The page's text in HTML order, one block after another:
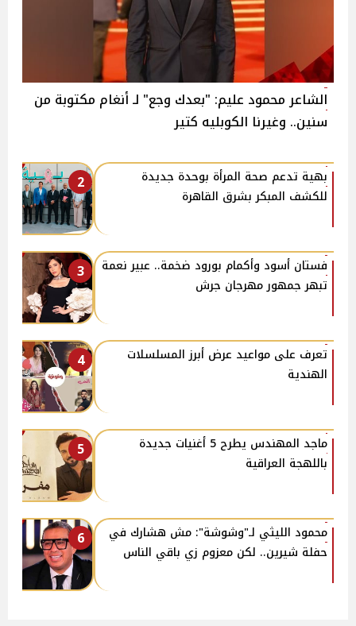
الشاعر محمود عليم: "بعدك وجع" لـ أنغام مكتوبة من
سنين.. وغيرنا الكوبليه كتير
2
بهية تدعم صحة المرأة بوحدة جديدة
للكشف المبكر بشرق القاهرة
3
فستان أسود وأكمام بورود ضخمة.. عبير نعمة
تبهر جمهور مهرجان جرش
4
تعرف على مواعيد عرض أبرز المسلسلات
الهندية
5
ماجد المهندس يطرح 5 أغنيات جديدة
باللهجة العراقية
6
محمود الليثي لـ"وشوشة": مش هشارك في
حفلة شيرين.. لكن معزوم زي باقي الناس